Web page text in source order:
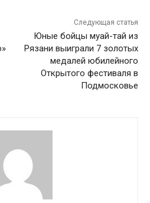
Следующая статья
Юные бойцы муай-тай из
Рязани выиграли 7 золотых
медалей юбилейного
Открытого фестиваля в
Подмосковье